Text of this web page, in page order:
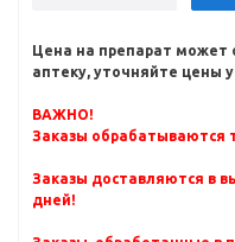
Цена на препарат может
аптеку, уточняйте цены
ВАЖНО!
Заказы обрабатываются
Заказы доставляются в
дней!